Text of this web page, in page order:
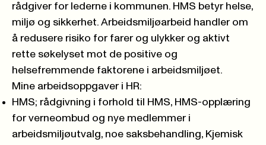
rådgiver for lederne i kommunen. HMS betyr helse,
miljø og sikkerhet. Arbeidsmiljøarbeid handler om
å redusere risiko for farer og ulykker og aktivt
rette søkelyset mot de positive og
helsefremmende faktorene i arbeidsmiljøet.
Mine arbeidsoppgaver i HR:
HMS; rådgivning i forhold til HMS, HMS-opplæring
for verneombud og nye medlemmer i
arbeidsmiljøutvalg, noe saksbehandling, Kjemisk